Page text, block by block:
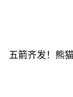
五箭齐发！熊